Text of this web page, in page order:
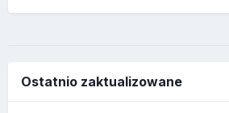
Ostatnio zaktualizowane